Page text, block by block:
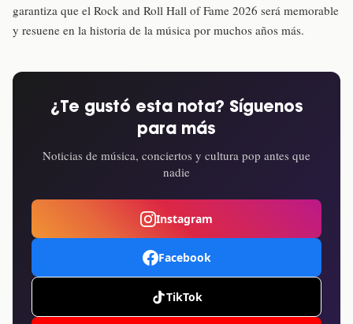
garantiza que el Rock and Roll Hall of Fame 2026 será memorable
y resuene en la historia de la música por muchos años más.
¿Te gustó esta nota? Síguenos
para más
Noticias de música, conciertos y cultura pop antes que
nadie
Instagram
Facebook
TikTok